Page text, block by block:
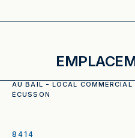
AU BAIL - LOCAL
ÉCUSSON
8414